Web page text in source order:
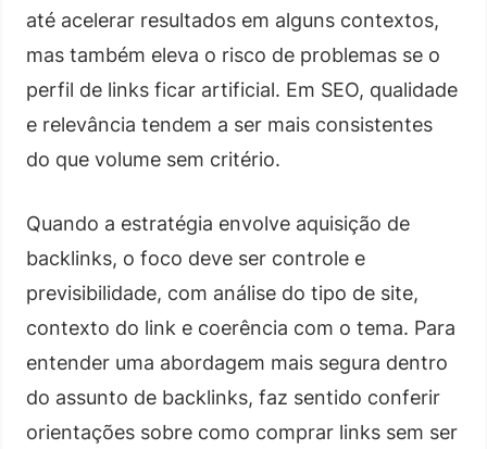
até acelerar resultados em alguns contextos,
mas também eleva o risco de problemas se o
perfil de links ficar artificial. Em SEO, qualidade
e relevância tendem a ser mais consistentes
do que volume sem critério.
Quando a estratégia envolve aquisição de
backlinks, o foco deve ser controle e
previsibilidade, com análise do tipo de site,
contexto do link e coerência com o tema. Para
entender uma abordagem mais segura dentro
do assunto de backlinks, faz sentido conferir
orientações sobre como comprar links sem ser